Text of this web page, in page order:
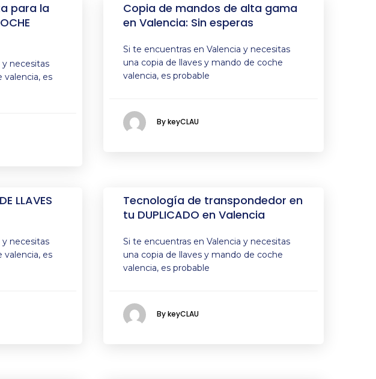
para la
y necesitas
valencia, es
Copia de mandos de alta gama
en Valencia: Sin esperas
Si te encuentras en Valencia y necesitas
una copia de llaves y mando de coche
valencia, es probable
By keyCLAU
LLAVES
y necesitas
valencia, es
Tecnología de transpondedor en
tu DUPLICADO en Valencia
Si te encuentras en Valencia y necesitas
una copia de llaves y mando de coche
valencia, es probable
By keyCLAU